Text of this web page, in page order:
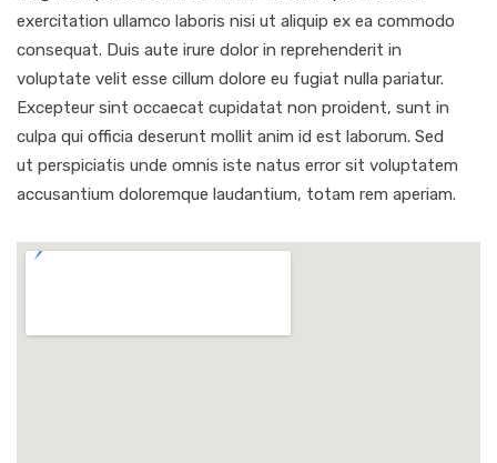
exercitation ullamco laboris nisi ut aliquip ex ea commodo
consequat. Duis aute irure dolor in reprehenderit in
voluptate velit esse cillum dolore eu fugiat nulla pariatur.
Excepteur sint occaecat cupidatat non proident, sunt in
culpa qui officia deserunt mollit anim id est laborum. Sed
ut perspiciatis unde omnis iste natus error sit voluptatem
accusantium doloremque laudantium, totam rem aperiam.